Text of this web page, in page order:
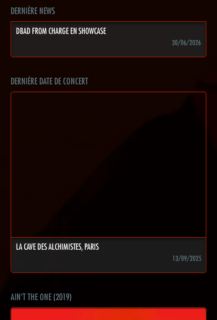
DERNIÈRE NEWS
DBAD FROM CHARGE EN SHOWCASE
30/06/2026
DERNIÈRE DATE DE CONCERT
LA CAVE DES ALCHIMISTES, PARIS
13/09/2025
AIN'T THE ONE (2019)